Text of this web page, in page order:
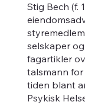
Stig Bech (f.
selskaper
fagartikler
talsmann
tiden blant
Psykisk